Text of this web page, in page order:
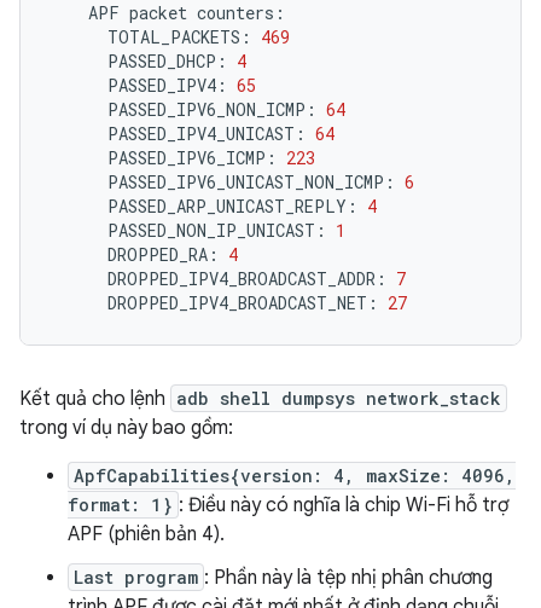
APF packet
TOTAL_PACKETS:
469
PASSED_DHCP:
4
PASSED_IPV4: 65
PASSED_IPV6_NON_ICMP: 64
PASSED_IPV4_UNICAST: 64
PASSED_IPV6_ICMP:
223
PASSED_IPV6_UNICAST_NON_ICMP: 6
PASSED_ARP_UNICAST_REPLY:
4
PASSED_NON_IP_UNICAST:
1
DROPPED_RA:
4
DROPPED_IPV4_BROADCAST_ADDR:
7
DROPPED_IPV4_BROADCAST_NET:
27
Kết quả cho lệnh adb shell dumpsys network_stack
trong ví dụ này bao gồm:
ApfCapabilities{version: 4, maxSize: 4096,
format: 1} : Điều này có nghĩa là chip Wi-Fi hỗ trợ
APF (phiên bản 4).
Last program : Phần này là tệp nhị phân chương